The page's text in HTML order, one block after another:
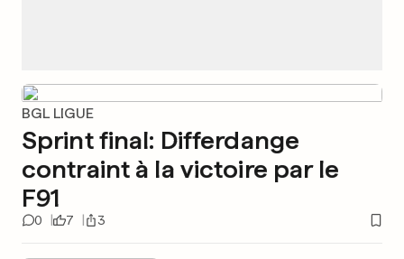
BGL LIGUE
Sprint final: Differdange
contraint à la victoire par le
F91
0 7 3